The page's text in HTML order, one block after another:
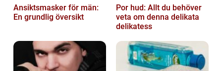
Ansiktsmasker för män:
En grundlig översikt
Por hud: Allt du behöver
veta om denna delikata
delikatess